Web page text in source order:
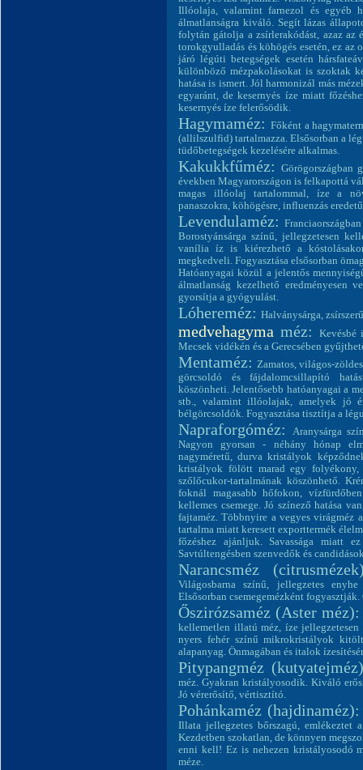
Illóolaja, valamint farnezol és egyéb
álmatlanságra kiváló. Segít lázas
folytán gátolja a zsírlerakódást, azaz az
torokgyulladás és köhögés esetén, ez
járó légúti betegségek esetén
különböző mézpakolásokat is szoktak
hatása is ismert. Jól harmonizál más
egyaránt, de kesernyés íze miatt
kesernyés íze felerősödik.
Hagymaméz: Főként a
(allilszulfid) tartalmazza. Elsősorban a
tüdőbetegségek kezelésére alkalmas.
Kakukkfűméz:Görögországban
években Magyarországon is felkapottá
magas illóolaj tartalommal, íze a
panaszokra, köhögésre, influenzás
Levendulaméz:
Borostyánsárga színű, jellegzetesen
vanília íz is kiérezhető a
megkedveli. Fogyasztása elsősorban
Hatóanyagai közül a jelentős
álmatlanság kezelhető eredményesen
gyorsítja a gyógyulást.
Lóhereméz: Halványsárga,
medvehagyma méz:
Kevésbé
Mecsek vidékén és a Gerecsében
Mentaméz: Zamatos, világos-
görcsoldó és fájdalomcsillapító
köszönheti. Jelentősebb hatóanyagai a
stb., valamint illóolajak, amelyek jó
bélgörcsoldók. Fogyasztása tisztítja a
Napraforgóméz:
Aranysárga
Nagyon gyorsan - néhány hónap
nagyméretű, durva kristályok
kristályok fölött marad egy
szőlőcukor-tartalmának köszönhető.
foknál magasabb hőfokon,
kellemes csemege. Jó színező hatása
fajtaméz. Többnyire a vegyes virágméz
tartalma miatt keresett exporttermék
főzéshez ajánljuk. Savassága miatt
Savtúltengésben szenvedők és
Narancsméz
Világosbarna színű, jellegzetes
Elsősorban csemegemézként
Őszirózsaméz (Aster
kellemetlen illatú méz, íze jellegzetesen
nyers fehér színű mikrokristályok
alapanyag. Önmagában és italok
Pitypangméz
méz. Gyakran kristályosodik. Kiváló
Jó vérerősítő, vértisztító.
Pohánkaméz
Illata jellegzetes bőrszagú, emlékeztet
Kezdetben szokatlan, de könnyen
enni kell! Ez is nehezen kristályosodó
méze.